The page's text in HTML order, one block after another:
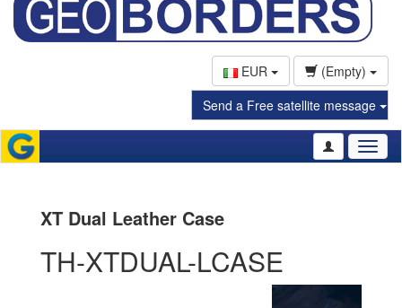
EUR
(Empty)
Send a Free satellite message
XT Dual Leather Case
TH-XTDUAL-LCASE